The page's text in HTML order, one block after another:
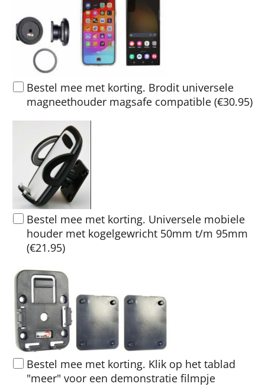
Bestel mee met korting. Brodit universele
magneethouder magsafe compatible (€30.95)
Bestel mee met korting. Universele mobiele
houder met kogelgewricht 50mm t/m 95mm
(€21.95)
Bestel mee met korting. Klik op het tablad
"meer" voor een demonstratie filmpje